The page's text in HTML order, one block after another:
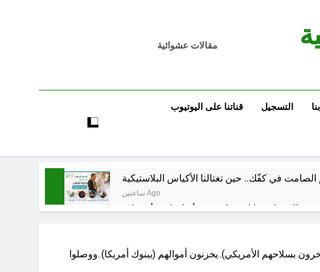
مقالات عشوائية
التسجيل قناتنا على اليوتيوب
في كفّك.. حين تغتالنا الأكياس البلاستيكية
ساعتين Ago
6 ساعات Ago
بسلاحهم الأمريكي)..يخزنون أموالهم (ببنوك أمريكا)..ووصلوا